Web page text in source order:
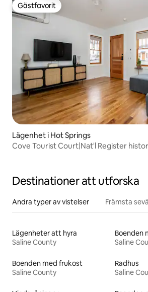
Gästfavorit
Gästfavorit
Lägenhet i Hot Springs
Cove Tourist Court|Nat'l Register
Destinationer att utforska
Andra typer av vistelser Främsta
Lägenheter att hyra
Saline County
Boenden
Saline
Boenden med frukost
Saline County
Radhus
Saline